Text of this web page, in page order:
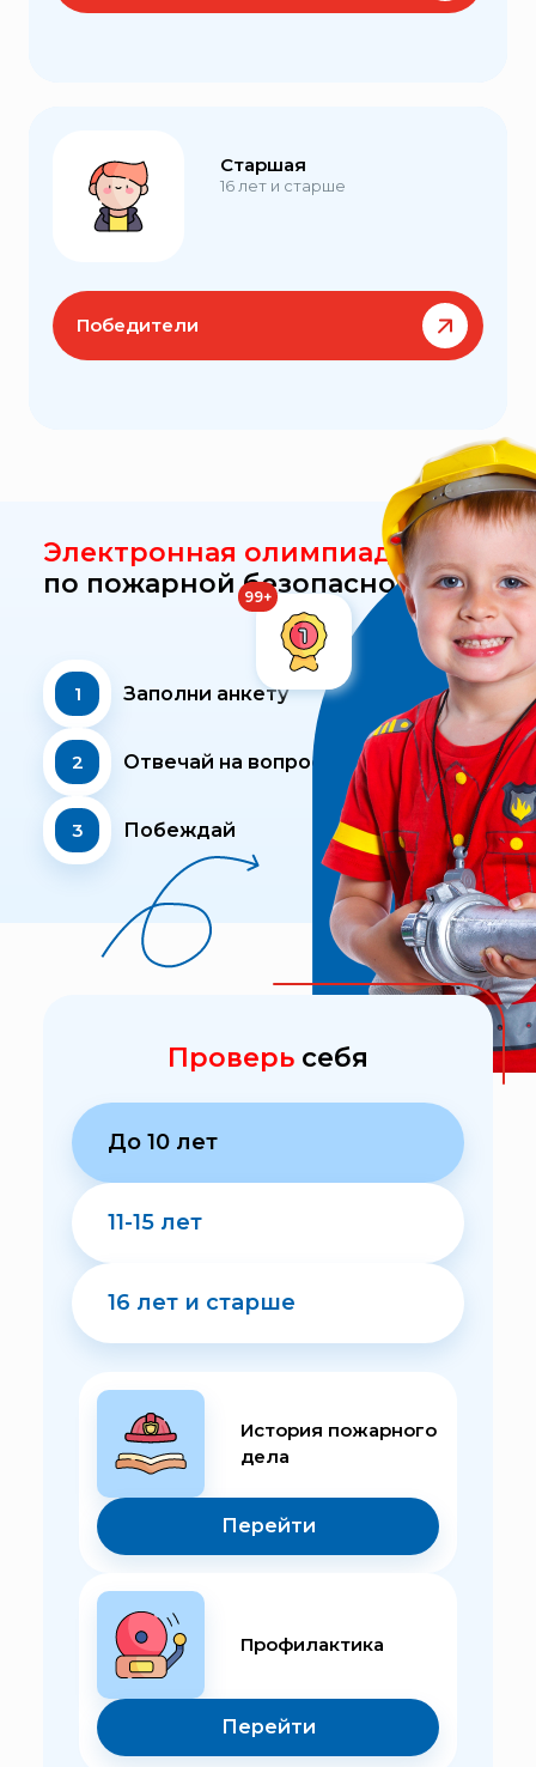
Старшая
16 лет и старше
Победители
Электронная олимпиада
по пожарной безопасности
1 Заполни анкету
2 Отвечай на вопросы
3 Побеждай
Проверь себя
До 10 лет
11-15 лет
16 лет и старше
История пожарного
дела
Перейти
Профилактика
Перейти